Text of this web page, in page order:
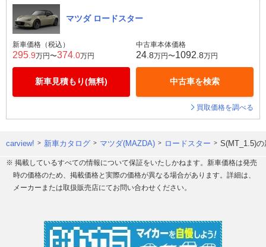
マツダ ロードスター
新車価格（税込）
295 .9万円〜374 .0万円
新車見積もり(無料)
中古車本体価格
24 .8万円〜1092 .8万円
中古車を検索
買取価格を調べる
carview! 新車カタログ マツダ(MAZDA) ロードスター S(MT_1.5)
※ 掲載しているすべての情報について保証をいたしかねます。新車価格は発売
時の価格のため、掲載価格と実際の価格が異なる場合があります。詳細は、
メーカーまたは取扱販売店にてお問い合わせください。